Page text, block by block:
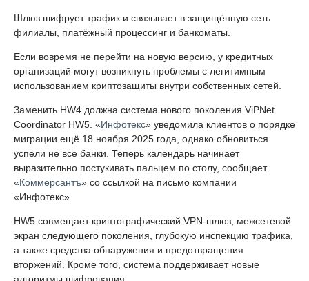
Шлюз шифрует трафик и связывает в защищённую сеть
филиалы, платёжный процессинг и банкоматы.
Если вовремя не перейти на новую версию, у кредитных
организаций могут возникнуть проблемы с легитимным
использованием криптозащиты внутри собственных сетей.
Заменить HW4 должна система нового поколения ViPNet
Coordinator HW5. «Инфотекс» уведомила клиентов о порядке
миграции ещё 18 ноября 2025 года, однако обновиться
успели не все банки. Теперь календарь начинает
выразительно постукивать пальцем по столу, сообщает
«Коммерсантъ» со ссылкой на письмо компании
«Инфотекс».
HW5 совмещает криптографический VPN-шлюз, межсетевой
экран следующего поколения, глубокую инспекцию трафика,
а также средства обнаружения и предотвращения
вторжений. Кроме того, система поддерживает новые
алгоритмы шифрования.